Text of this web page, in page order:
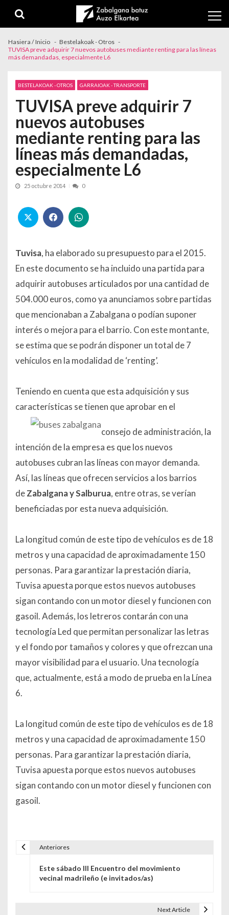
Hasiera / Inicio
Bestelakoak - Otros
TUVISA preve adquirir 7 nuevos autobuses mediante renting para las líneas
más demandadas, especialmente L6
BESTELAKOAK - OTROS GARRAIOAK - TRANSPORTE
TUVISA preve adquirir 7
nuevos autobuses
mediante renting para las
líneas más demandadas,
especialmente L6
25 octubre 2014 0
Tuvisa, ha elaborado su presupuesto para el 2015.
En este documento se ha incluido una partida para
adquirir autobuses articulados por una cantidad de
504.000 euros, como ya anunciamos sobre partidas
que mencionaban a Zabalgana o podían suponer
interés o mejora para el barrio. Con este montante,
se estima que se podrán disponer un total de 7
vehículos en la modalidad de ‘renting’.
Teniendo en cuenta que esta adquisición y sus
características se tienen que aprobar en el
consejo de administración, la
intención de la empresa es que los nuevos
autobuses cubran las líneas con mayor demanda.
Así, las líneas que ofrecen servicios a los barrios
deZabalgana y Salburua, entre otras, se verían
beneficiadas por esta nueva adquisición.
La longitud común de este tipo de vehículos es de 18
metros y una capacidad de aproximadamente 150
personas. Para garantizar la prestación diaria,
Tuvisa apuesta porque estos nuevos autobuses
sigan contando con un motor diesel y funcionen con
gasoil. Además, los letreros contarán con una
tecnología Led que permitan personalizar las letras
y el fondo por tamaños y colores y que ofrezcan una
mayor visibilidad para el usuario. Una tecnología
que, actualmente, está a modo de prueba en la Línea
6.
La longitud común de este tipo de vehículos es de 18
metros y una capacidad de aproximadamente 150
personas. Para garantizar la prestación diaria,
Tuvisa apuesta porque estos nuevos autobuses
sigan contando con un motor diesel y funcionen con
gasoil.
Anteriores
Este sábado III Encuentro del movimiento
vecinal madrileño (e invitados/as)
Next Article